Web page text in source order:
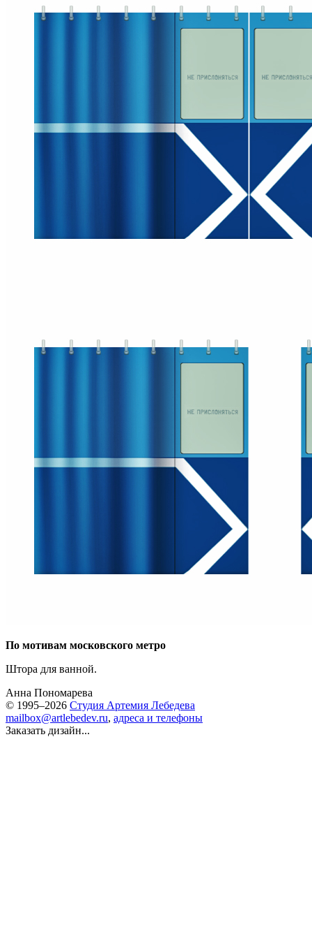
По мотивам московского метро
Штора для ванной.
Анна Пономарева
© 1995–2026 Студия Артемия Лебедева
mailbox@artlebedev.ru, адреса и телефоны
Заказать дизайн...